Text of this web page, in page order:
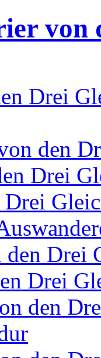
von
Drei
den
Drei
den Drei
Drei
den